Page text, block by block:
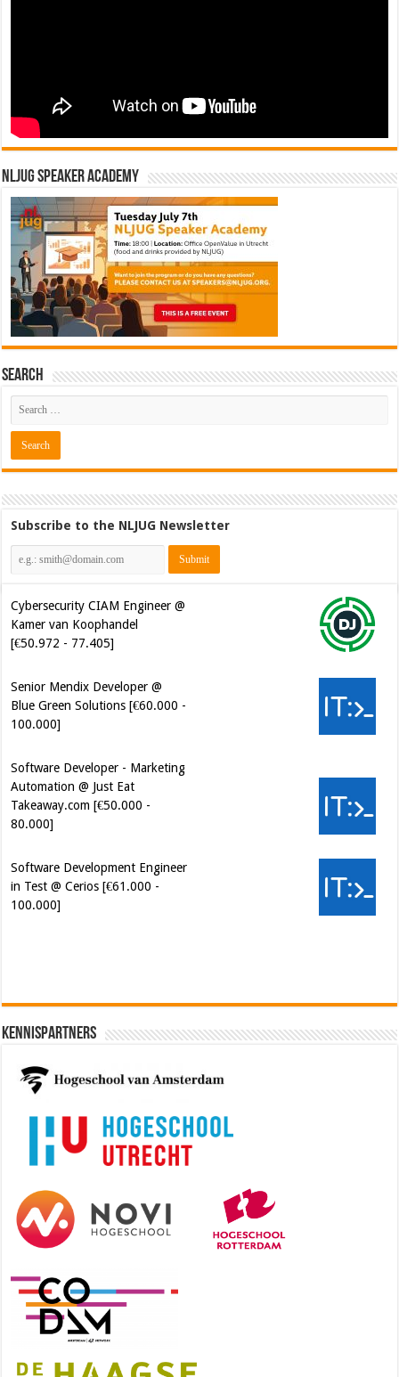
NLJUG Speaker Academy
Search
Subscribe to the NLJUG Newsletter
Cybersecurity CIAM Engineer @
Kamer van Koophandel
[€50.972 - 77.405]
Senior Mendix Developer @
Blue Green Solutions [€60.000 -
100.000]
Software Developer - Marketing
Automation @ Just Eat
Takeaway.com [€50.000 -
80.000]
Software Development Engineer
in Test @ Cerios [€61.000 -
100.000]
Kennispartners